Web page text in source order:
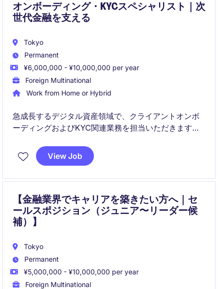
オンボーディング・KYCスペシャリスト｜次
世代金融を支える
Tokyo
Permanent
¥6,000,000 - ¥10,000,000 per year
Foreign Multinational
Work from Home or Hybrid
急成長するデジタル資産領域で、クライアントオンボ
ーディングおよびKYC関連業務を担当いただきます。
しながら、質の高い顧客管理体制を支えるポジション
です。
View Job
【金融業界でキャリアを築きたい方へ｜セ
ールスポジション（ジュニア〜リーダー候
補）】
Tokyo
Permanent
¥5,000,000 - ¥10,000,000 per year
Foreign Multinational